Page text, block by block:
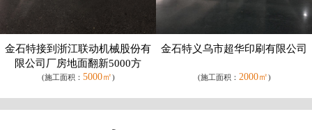
金石特接到浙江联动机械股份有
限公司厂房地面翻新5000方
(施工面积： 5000㎡)
金石特义乌市超华印刷有限公司
(施工面积： 2000㎡)